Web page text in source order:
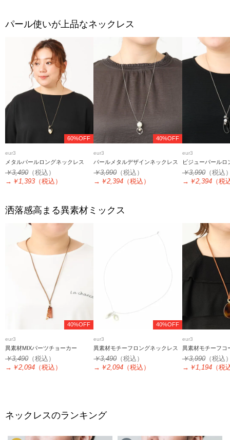
パール使いが上品なネックレス
60%OFF
eur3
メタルパールロングネックレス
￥3,490 （税込）
→ ￥1,393 （税込）
40%OFF
eur3
パールメタルデザインネックレス
￥3,990（税込）
→ ￥2,394 （税込）
eur3
ビジューパールロ
￥3,990（税込
→ ￥2,394（税
洒落感高まる異素材ミックス
40%OFF
eur3
異素材MIXパーツチョーカー
￥3,490 （税込）
→ ￥2,094 （税込）
40%OFF
eur3
異素材モチーフロングネックレス
￥3,490（税込）
→ ￥2,094 （税込）
eur3
異素材モチーフコ
￥3,990（税込
→ ￥1,194（税
ネックレスのランキング